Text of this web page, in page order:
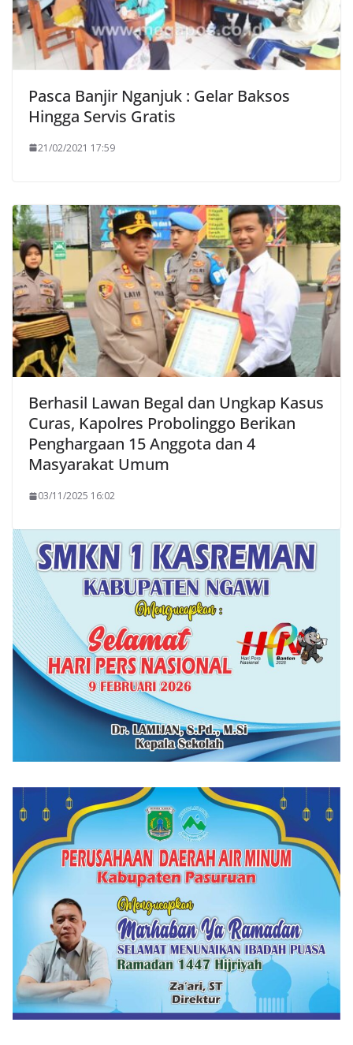
Pasca Banjir Nganjuk : Gelar Baksos
Hingga Servis Gratis
21/02/2021 17:59
Berhasil Lawan Begal dan Ungkap Kasus
Curas, Kapolres Probolinggo Berikan
Penghargaan 15 Anggota dan 4
Masyarakat Umum
03/11/2025 16:02